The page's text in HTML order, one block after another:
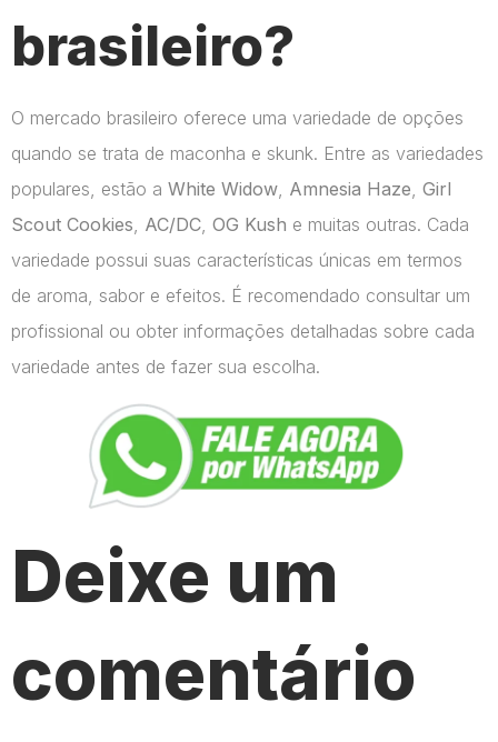
brasileiro?
O mercado brasileiro oferece uma variedade de opções
quando se trata de maconha e skunk. Entre as variedades
populares, estão a White Widow Amnesia Haze Girl
Scout Cookies AC/DC OG Kush e muitas outras. Cada
variedade possui suas características únicas em termos
de aroma, sabor e efeitos. É recomendado consultar um
profissional ou obter informações detalhadas sobre cada
variedade antes de fazer sua escolha.
Deixe um
comentário